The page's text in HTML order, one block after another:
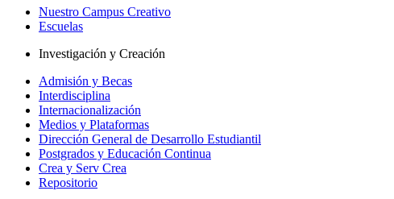
Nuestro Campus Creativo
Escuelas
Investigación y Creación
Admisión y Becas
Interdisciplina
Internacionalización
Medios y Plataformas
Dirección General de Desarrollo Estudiantil
Postgrados y Educación Continua
Crea y Serv Crea
Repositorio